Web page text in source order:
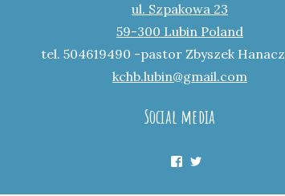
ul. Szpakowa 23
59-300 Lubin Poland
tel. 504619490 -pastor Zbyszek
kchb.lubin@gmail.com
Social media
Facebook